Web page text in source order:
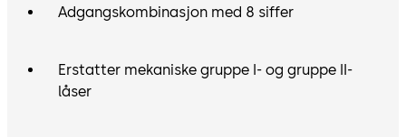
Rapporter for nedlasting av brukertabeller
tvangstilstand og sender en lydløs alarm når den
kombineres med en tilkobling til et eksisterende
Adgangskombinasjon med 8 siffer
Erstatter mekaniske gruppe I- og gruppe II-
låser